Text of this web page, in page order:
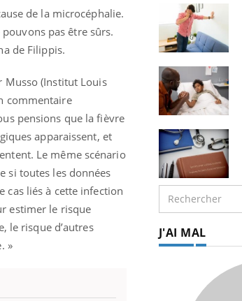
de la microcéphalie.
pas être sûrs.
de Filippis.
Musso (Institut Louis
commentaire
pensions que la fièvre
apparaissent, et
Le même scénario
si toutes les données
cas liés à cette infection
estimer le risque
le risque d’autres
»
J'AI MAL